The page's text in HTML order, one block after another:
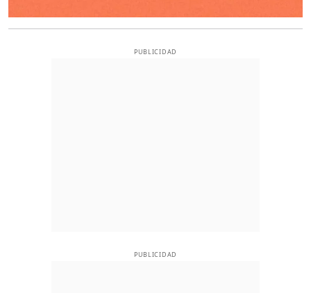
PUBLICIDAD
PUBLICIDAD